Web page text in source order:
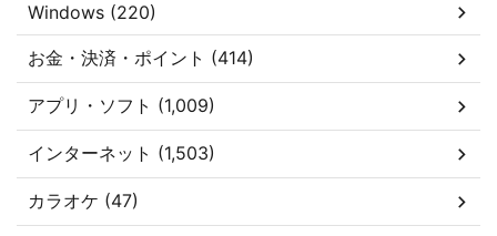
Windows (220)
お金・決済・ポイント (414)
アプリ・ソフト (1,009)
インターネット (1,503)
カラオケ (47)